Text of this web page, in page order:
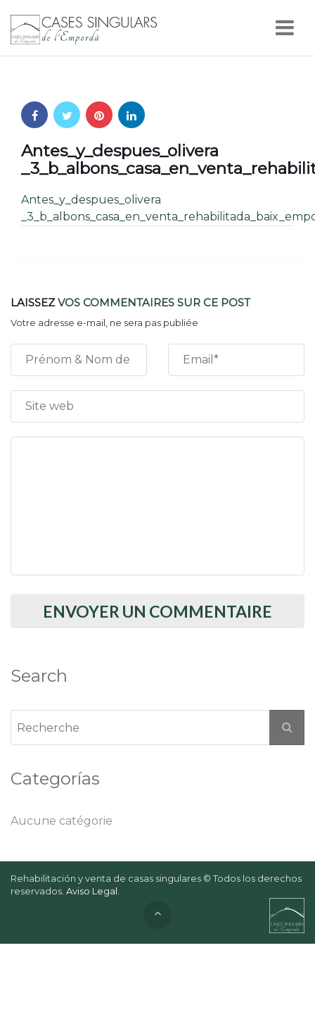
Antes_y_despues_olivera
Antes_y_despues_olivera
LAISSEZVOS COMMENTAIRES SUR CE POST
Votre adresse e-mail, ne sera pas publiée
Search
Categorías
Aucune catégorie
Rehabilitación y venta de casas singulares © Todos los derechos
reservados. Aviso Legal